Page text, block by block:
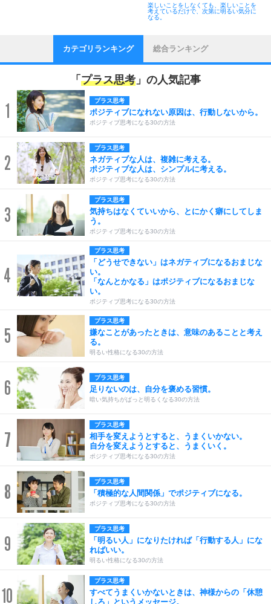
楽しいことをしなくても、楽しいことを
考えているだけで、次第に明るい気分に
なる。
カテゴリランキング 総合ランキング
「 プラス思考 」の人気記事
1 プラス思考
ポジティブになれない原因は、行動しないから。
ポジティブ思考になる30の方法
2
プラス思考
ネガティブな人は、複雑に考える。
ポジティブな人は、シンプルに考える。
ポジティブ思考になる30の方法
3
プラス思考
気持ちはなくていいから、とにかく癖にしてしま
う。
ポジティブ思考になる30の方法
4
プラス思考
「どうせできない」はネガティブになるおまじな
い。
「なんとかなる」はポジティブになるおまじな
い。
ポジティブ思考になる30の方法
5
プラス思考
嫌なことがあったときは、意味のあることと考え
る。
明るい性格になる30の方法
6 プラス思考
足りないのは、自分を褒める習慣。
暗い気持ちがぱっと明るくなる30の方法
7
プラス思考
相手を変えようとすると、うまくいかない。
自分を変えようとすると、うまくいく。
ポジティブ思考になる30の方法
8 プラス思考
「積極的な人間関係」でポジティブになる。
ポジティブ思考になる30の方法
9
プラス思考
「明るい人」になりたければ「行動する人」にな
ればいい。
明るい性格になる30の方法
10
プラス思考
すべてうまくいかないときは、神様からの「休憩
しろ」というメッセージ。